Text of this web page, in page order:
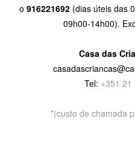
o 916221692 (dias úteis das
09h00-14h00).
Casa das
Tel: +351 21
*(custo de chamada